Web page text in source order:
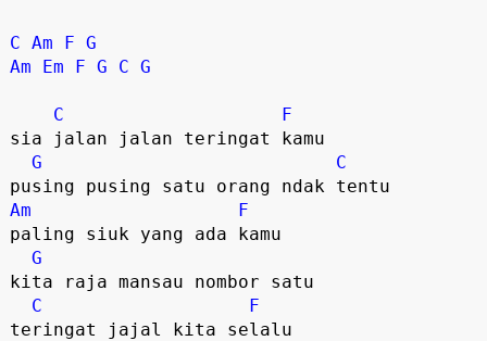
C Am F G
Am
Em F G C G
C
F
sia jalan jalan teringat kamu
G
C
Am
F
paling siuk yang ada kamu
G
kita raja mansau nombor satu
C
F
teringat jajal kita selalu